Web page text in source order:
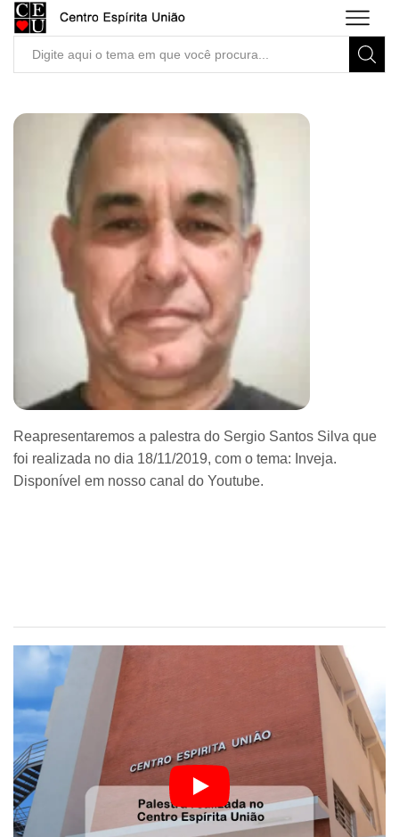
Search
Reapresentaremos a palestra do Sergio Santos Silva que
foi realizada no dia 18/11/2019, com o tema: Inveja.
Disponível em nosso canal do Youtube.